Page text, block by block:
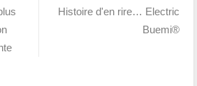
Histoire d'en rire… Electric
Buemi®